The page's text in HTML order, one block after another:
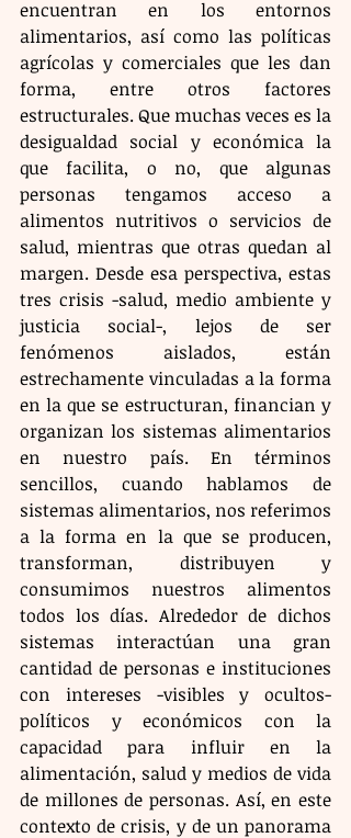
encuentran en los entornos
alimentarios, así como las políticas
agrícolas y comerciales que les dan
forma, entre otros factores
estructurales. Que muchas veces es la
desigualdad social y económica la
que facilita, o no, que algunas
personas tengamos acceso a
alimentos nutritivos o servicios de
salud, mientras que otras quedan al
margen. Desde esa perspectiva, estas
tres crisis -salud, medio ambiente y
justicia social-, lejos de ser
fenómenos aislados, están
estrechamente vinculadas a la forma
en la que se estructuran, financian y
organizan los sistemas alimentarios
en nuestro país. En términos
sencillos, cuando hablamos de
sistemas alimentarios, nos referimos
a la forma en la que se producen,
transforman, distribuyen y
consumimos nuestros alimentos
todos los días. Alrededor de dichos
sistemas interactúan una gran
cantidad de personas e instituciones
con intereses -visibles y ocultos-
políticos y económicos con la
capacidad para influir en la
alimentación, salud y medios de vida
de millones de personas. Así, en este
contexto de crisis, y de un panorama